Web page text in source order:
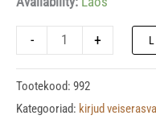
- +
Tootekood: 992
Kategooriad: kirjud